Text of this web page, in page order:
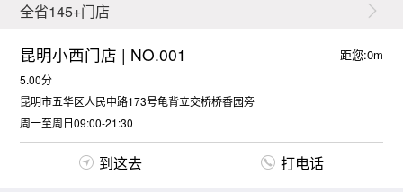
全省145+门店
昆明小西门店 | NO.001 距您:0m
5.00分
昆明市五华区人民中路173号龟背立交桥桥香园旁
周一至周日09:00-21:30
到这去 打电话